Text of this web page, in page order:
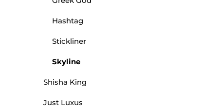
Hashtag
Stickliner
Skyline
Shisha King
Just Luxus